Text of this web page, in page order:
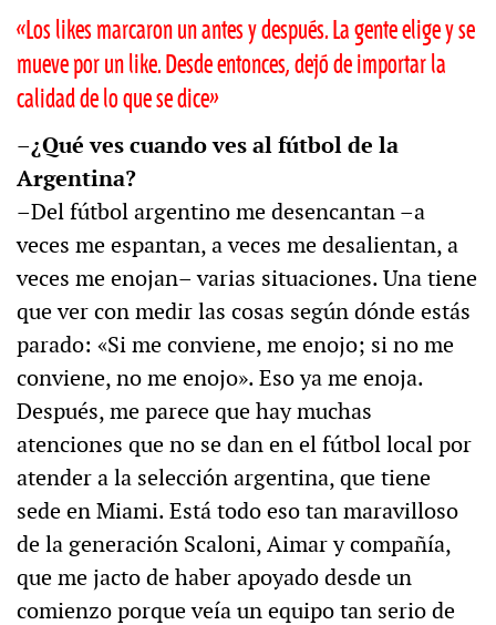
«Los likes marcaron un antes y después. La gente elige y se
mueve por un like. Desde entonces, dejó de importar la
calidad de lo que se dice»
–¿Qué ves cuando ves al fútbol de la
Argentina?
–Del fútbol argentino me desencantan –a
veces me espantan, a veces me desalientan, a
veces me enojan– varias situaciones. Una tiene
que ver con medir las cosas según dónde estás
parado: «Si me conviene, me enojo; si no me
conviene, no me enojo». Eso ya me enoja.
Después, me parece que hay muchas
atenciones que no se dan en el fútbol local por
atender a la selección argentina, que tiene
sede en Miami. Está todo eso tan maravilloso
de la generación Scaloni, Aimar y compañía,
que me jacto de haber apoyado desde un
comienzo porque veía un equipo tan serio de